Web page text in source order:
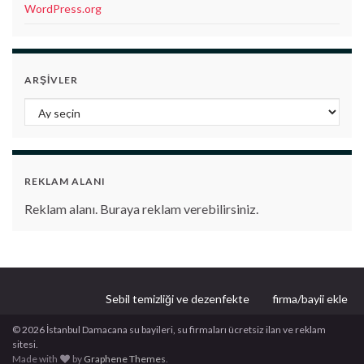
WordPress.org
ARŞIVLER
Arşivler
REKLAM ALANI
Reklam alanı. Buraya reklam verebilirsiniz.
Sebil temizliği ve dezenfekte firma/bayii ekle
© 2026 İstanbul Damacana su bayileri, su firmaları ücretsiz ilan ve reklam
sitesi.
Made with
by Graphene Themes